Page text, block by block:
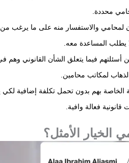
محددة.
لمحامي والاستفسار منه على ما يرغب من
يطلب المساعدة معه.
أسئلتهم فيما يتعلق الشأن القانوني وهم
لمكاتب محامين.
الخاصة بهم بدون تحمل تكلفة إضافية لكي
فعالة وافية.
الخيار الأمثل؟